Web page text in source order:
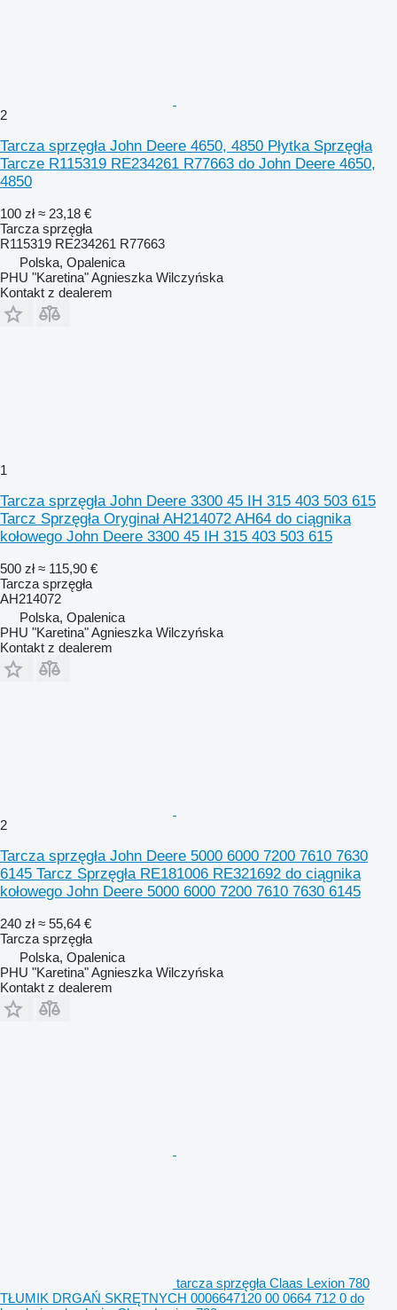
2
Tarcza sprzęgła John Deere 4650, 4850 Płytka Sprzęgła
Tarcze R115319 RE234261 R77663 do John Deere 4650,
4850
100 zł ≈ 23,18 €
Tarcza sprzęgła
R115319 RE234261 R77663
Polska, Opalenica
PHU "Karetina" Agnieszka Wilczyńska
Kontakt z dealerem
1
Tarcza sprzęgła John Deere 3300 45 IH 315 403 503 615
Tarcz Sprzęgła Oryginał AH214072 AH64 do ciągnika
kołowego John Deere 3300 45 IH 315 403 503 615
500 zł ≈ 115,90 €
Tarcza sprzęgła
AH214072
Polska, Opalenica
PHU "Karetina" Agnieszka Wilczyńska
Kontakt z dealerem
2
Tarcza sprzęgła John Deere 5000 6000 7200 7610 7630
6145 Tarcz Sprzęgła RE181006 RE321692 do ciągnika
kołowego John Deere 5000 6000 7200 7610 7630 6145
240 zł ≈ 55,64 €
Tarcza sprzęgła
Polska, Opalenica
PHU "Karetina" Agnieszka Wilczyńska
Kontakt z dealerem
tarcza sprzęgła Claas Lexion 780
TŁUMIK DRGAŃ SKRĘTNYCH 0006647120 00 0664 712 0 do